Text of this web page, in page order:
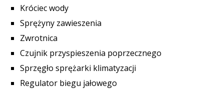
Króciec wody
Sprężyny zawieszenia
Zwrotnica
Czujnik przyspieszenia poprzecznego
Sprzęgło sprężarki klimatyzacji
Regulator biegu jałowego